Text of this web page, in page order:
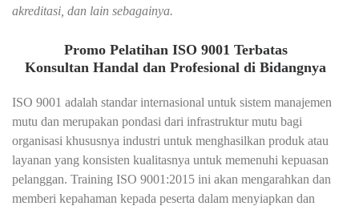
akreditasi, dan lain sebagainya.
Promo Pelatihan ISO 9001 Terbatas
Konsultan Handal dan Profesional di Bidangnya
ISO 9001 adalah standar internasional untuk sistem manajemen
mutu dan merupakan pondasi dari infrastruktur mutu bagi
organisasi khususnya industri untuk menghasilkan produk atau
layanan yang konsisten kualitasnya untuk memenuhi kepuasan
pelanggan. Training ISO 9001:2015 ini akan mengarahkan dan
memberi kepahaman kepada peserta dalam menyiapkan dan